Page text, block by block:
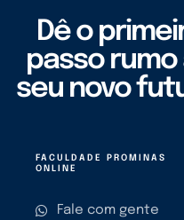
Dê o
passo rumo
seu novo
FACULDADE PROMINAS
ONLINE
Fale com gente